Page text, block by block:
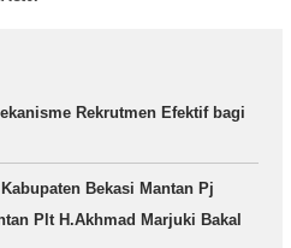
Rekrutmen Efektif bagi
Bekasi Mantan Pj
Plt H.Akhmad Marjuki Bakal